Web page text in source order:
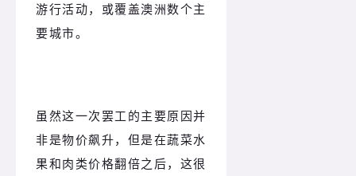
游行活动，或覆盖澳洲数个主
要城市。
虽然这一次罢工的主要原因并
非是物价飙升，但是在蔬菜水
果和肉类价格翻倍之后，这很